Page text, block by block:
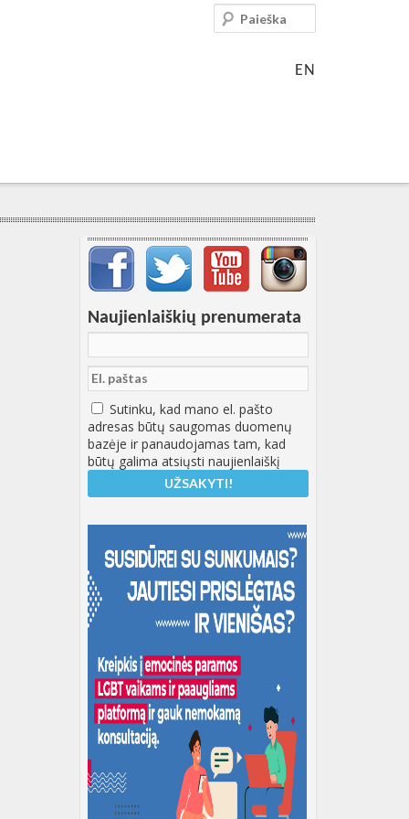
EN
Paieška
Svarbių įrašų meniu
Naujienlaiškių prenumerata
Sutinku, kad mano el. pašto
adresas būtų saugomas duomenų
bazėje ir panaudojamas tam, kad
būtų galima atsiųsti naujienlaiškį